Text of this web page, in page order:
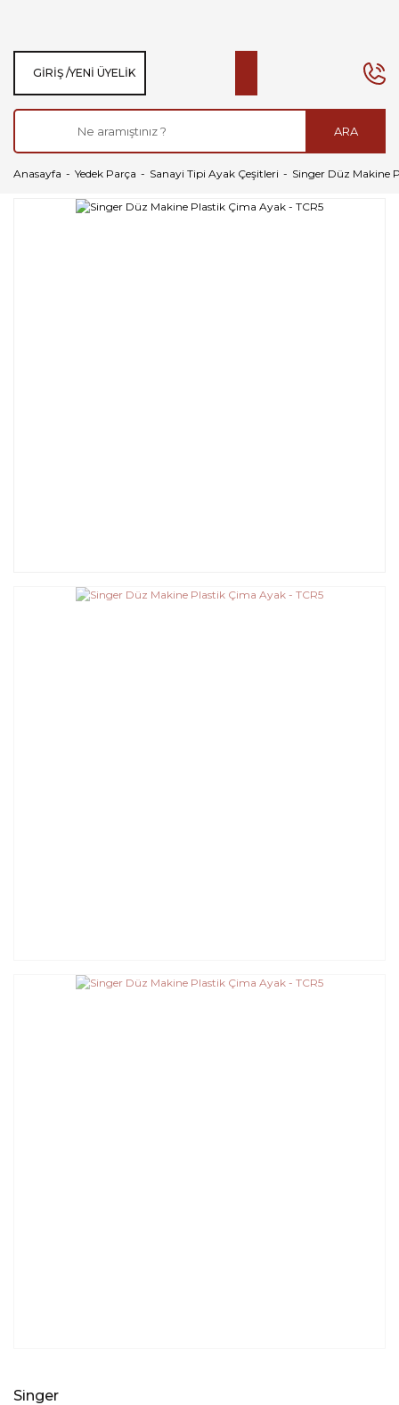
ARA
GIRIŞ /YENI ÜYELIK
Anasayfa Yedek Parça Sanayi Tipi Ayak Çeşitleri Singer Düz Makine
Singer